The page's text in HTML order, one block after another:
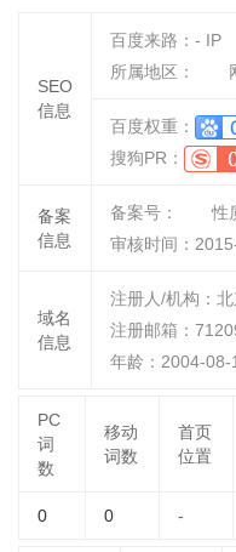
SEO
信息
百度来路： - IP
所属地区：
百度权重：
搜狗PR：
备案
信息
备案号： 性
审核时间：
域名
信息
注册人/机构：
注册邮箱：
年龄：2004-08-
PC
词
数
移动
词数
首页
位置
0 0 -